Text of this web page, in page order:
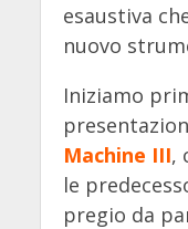
esaustiva
nuovo
Iniziamo
Machine III,
le
pregio da